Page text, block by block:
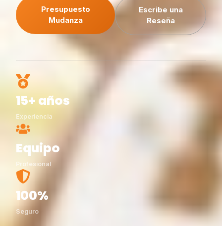
Presupuesto
Mudanza
Escribe una
Reseña
15+ años
Experiencia
Equipo
Profesional
100%
Seguro